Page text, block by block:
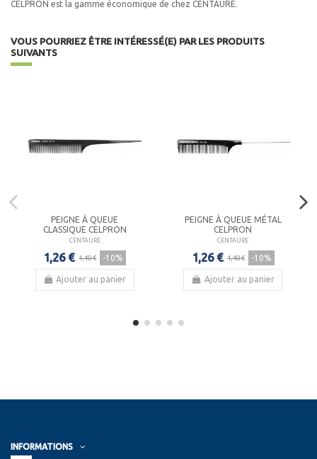
CELPRON est la gamme économique de chez CENTAURE.
VOUS POURRIEZ ÊTRE INTÉRESSÉ(E) PAR LES PRODUITS
SUIVANTS
PEIGNE À QUEUE
CLASSIQUE CELPRON
CENTAURE
1,26 € 1,40 € -10%
Ajouter au panier
PEIGNE À QUEUE MÉTAL
CELPRON
CENTAURE
1,26 € 1,40 € -10%
Ajouter au panier
INFORMATIONS